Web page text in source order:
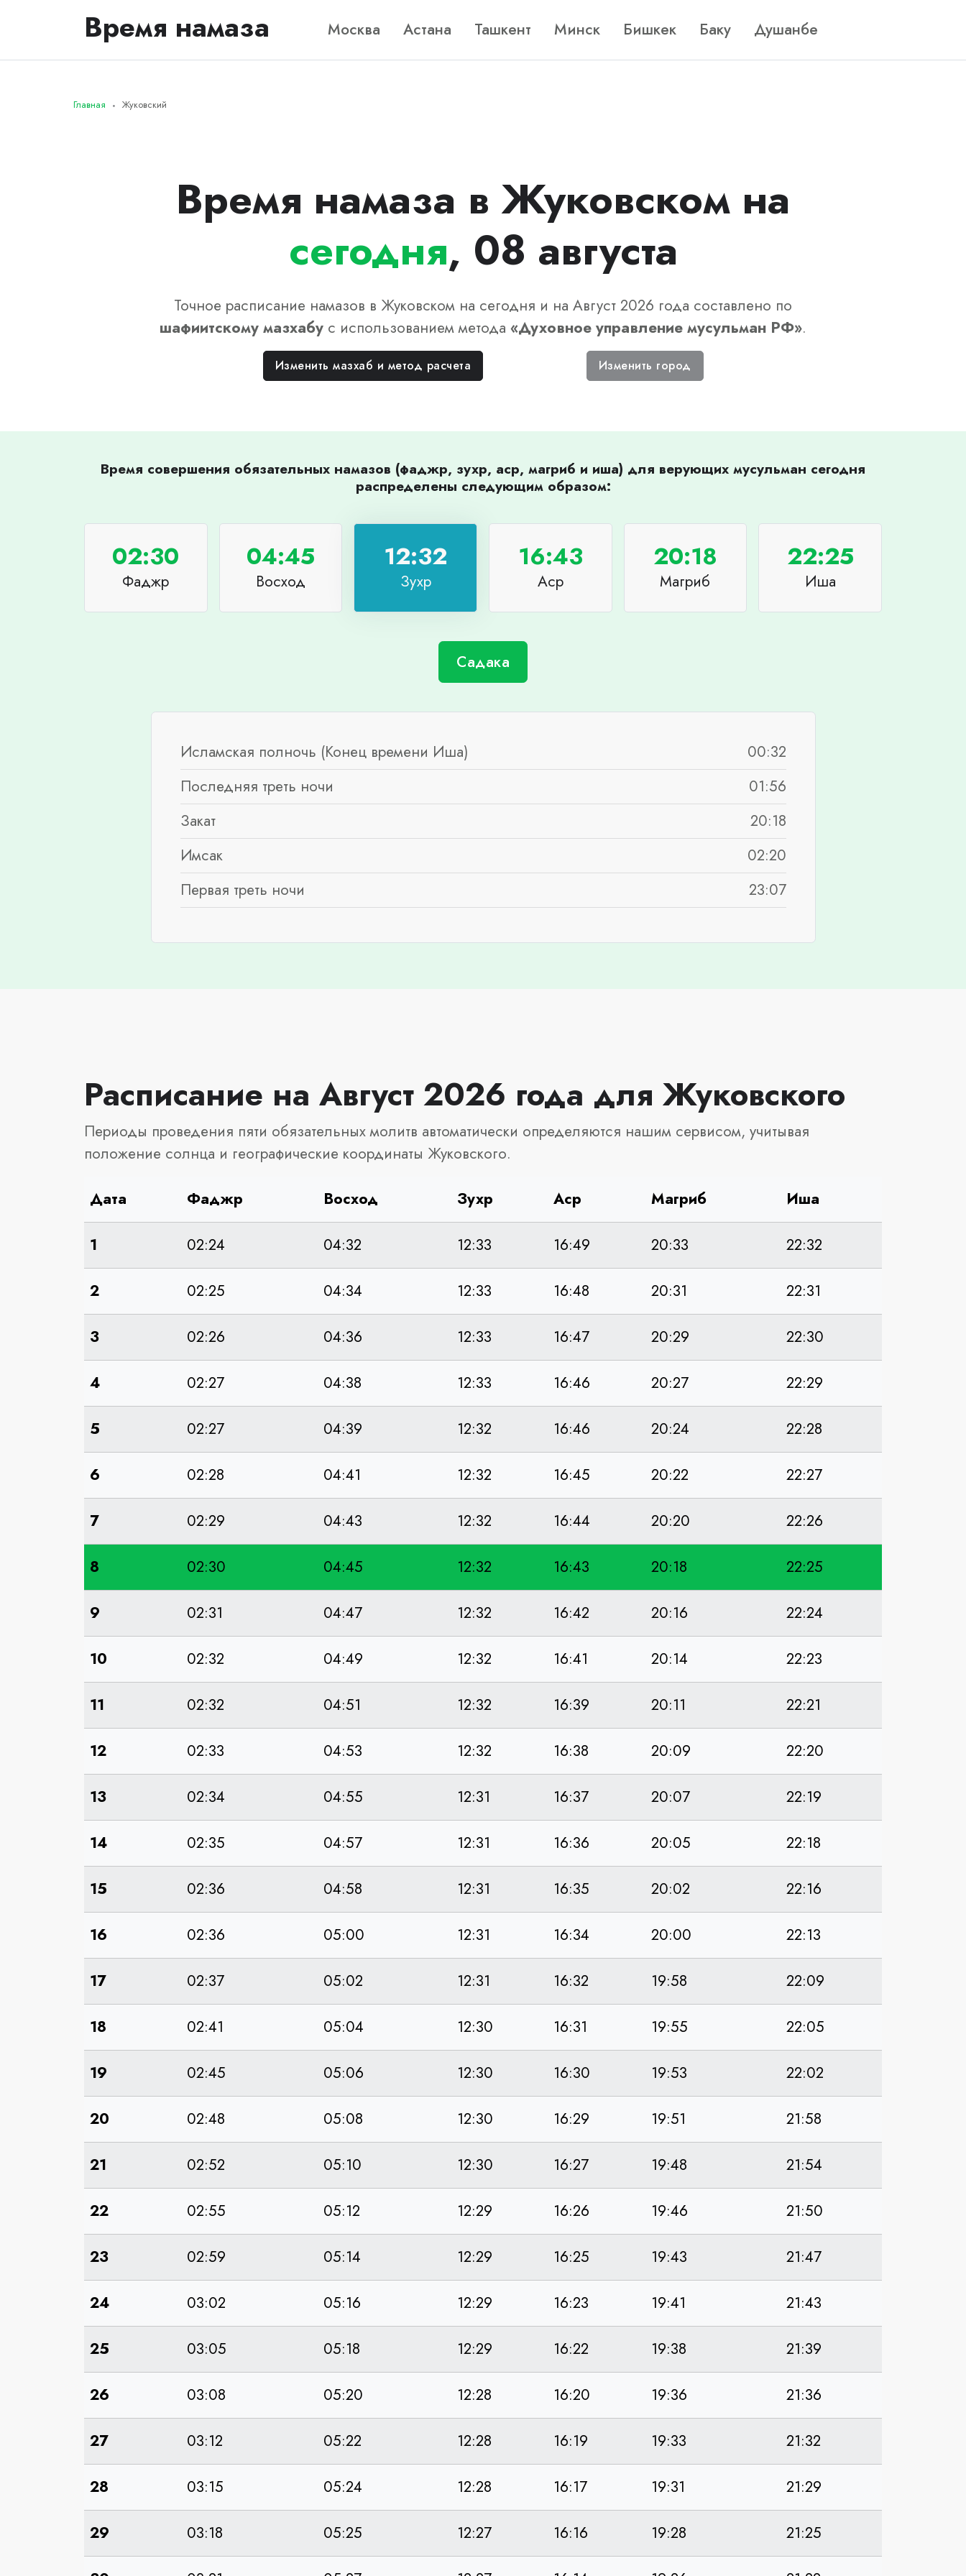
Время намаза Москва Астана Ташкент Минск Бишкек Баку Душанбе
Главная Жуковский
Время намаза в Жуковском на
сегодня, 08 августа
Точное расписание намазов в Жуковском на сегодня и на Август 2026 года составлено по
шафиитскому мазхабу с использованием метода «Духовное управление мусульман РФ».
Изменить мазхаб и метод расчета Изменить город
Время совершения обязательных намазов (фаджр, зухр, аср, магриб и иша) для верующих мусульман сегодня
распределены следующим образом:
02:30
Фаджр
04:45
Восход
12:32
Зухр
16:43
Аср
20:18
Магриб
22:25
Иша
Садака
Исламская полночь (Конец времени Иша)
00:32
Последняя треть ночи
01:56
Закат
20:18
Имсак
02:20
Первая треть ночи
23:07
Расписание на Август 2026 года для Жуковского
Периоды проведения пяти обязательных молитв автоматически определяются нашим сервисом, учитывая
положение солнца и географические координаты Жуковского.
Дата Фаджр Восход Зухр Аср Магриб Иша
1 02:24 04:32 12:33 16:49 20:33 22:32
2 02:25 04:34 12:33 16:48 20:31 22:31
3 02:26 04:36 12:33 16:47 20:29 22:30
4 02:27 04:38 12:33 16:46 20:27 22:29
5 02:27 04:39 12:32 16:46 20:24 22:28
6 02:28 04:41 12:32 16:45 20:22 22:27
7 02:29 04:43 12:32 16:44 20:20 22:26
8 02:30 04:45 12:32 16:43 20:18 22:25
9 02:31 04:47 12:32 16:42 20:16 22:24
10 02:32 04:49 12:32 16:41 20:14 22:23
11 02:32 04:51 12:32 16:39 20:11 22:21
12 02:33 04:53 12:32 16:38 20:09 22:20
13 02:34 04:55 12:31 16:37 20:07 22:19
14 02:35 04:57 12:31 16:36 20:05 22:18
15 02:36 04:58 12:31 16:35 20:02 22:16
16 02:36 05:00 12:31 16:34 20:00 22:13
17 02:37 05:02 12:31 16:32 19:58 22:09
18 02:41 05:04 12:30 16:31 19:55 22:05
19 02:45 05:06 12:30 16:30 19:53 22:02
20 02:48 05:08 12:30 16:29 19:51 21:58
21 02:52 05:10 12:30 16:27 19:48 21:54
22 02:55 05:12 12:29 16:26 19:46 21:50
23 02:59 05:14 12:29 16:25 19:43 21:47
24 03:02 05:16 12:29 16:23 19:41 21:43
25 03:05 05:18 12:29 16:22 19:38 21:39
26 03:08 05:20 12:28 16:20 19:36 21:36
27 03:12 05:22 12:28 16:19 19:33 21:32
28 03:15 05:24 12:28 16:17 19:31 21:29
29 03:18 05:25 12:27 16:16 19:28 21:25